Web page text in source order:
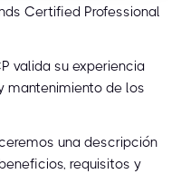
Certified Professional
valida su experiencia
mantenimiento de los
una descripción
requisitos y